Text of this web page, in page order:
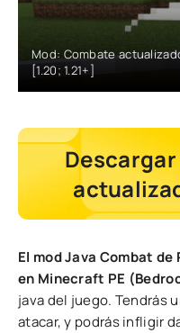
Mod: Combate
[1.20; 1.21+]
El mod Java Combat
en Minecraft PE
java del juego. Tendrás
atacar, y podrás infligir